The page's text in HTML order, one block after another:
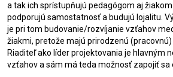
a tak ich sprístupňujú pedagógom aj
podporujú samostatnosť a budujú lojalitu.
je pri tom budovanie/rozvíjanie vzťahov
žiakmi, pretože majú prirodzenú
Riaditeľ ako líder projektovania je hlavným
vzťahov a sám má teda možnosť zapojiť sa